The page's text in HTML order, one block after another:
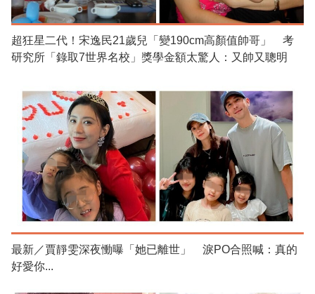
超狂星二代！宋逸民21歲兒「變190cm高顏值帥哥」 考
研究所「錄取7世界名校」獎學金額太驚人：又帥又聰明
最新／賈靜雯深夜慟曝「她已離世」 淚PO合照喊：真的
好愛你...